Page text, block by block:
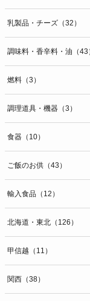
乳製品・チーズ（32）
調味料・香辛料・油（43
燃料（3）
調理道具・機器（3）
食器（10）
ご飯のお供（43）
輸入食品（12）
北海道・東北（126）
甲信越（11）
関西（38）